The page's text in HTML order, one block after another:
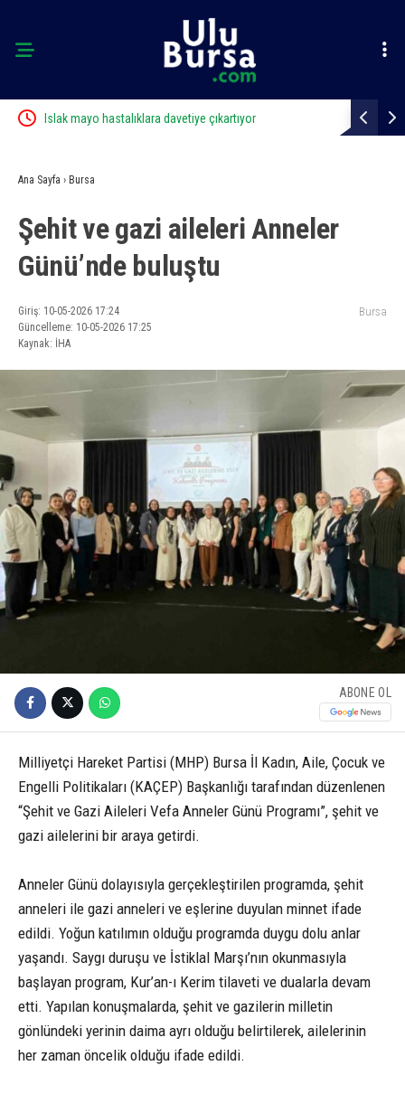
Islak mayo hastalıklara davetiye çıkartıyor Bir
Ana Sayfa › Bursa
Şehit ve gazi aileleri Anneler
Günü’nde buluştu
Giriş: 10-05-2026 17:24
Güncelleme: 10-05-2026 17:25
Kaynak: İHA
Bursa
ABONE OL
Milliyetçi Hareket Partisi (MHP) Bursa İl Kadın, Aile, Çocuk ve
Engelli Politikaları (KAÇEP) Başkanlığı tarafından düzenlenen
“Şehit ve Gazi Aileleri Vefa Anneler Günü Programı”, şehit ve
gazi ailelerini bir araya getirdi.
Anneler Günü dolayısıyla gerçekleştirilen programda, şehit
anneleri ile gazi anneleri ve eşlerine duyulan minnet ifade
edildi. Yoğun katılımın olduğu programda duygu dolu anlar
yaşandı. Saygı duruşu ve İstiklal Marşı’nın okunmasıyla
başlayan program, Kur’an-ı Kerim tilaveti ve dualarla devam
etti. Yapılan konuşmalarda, şehit ve gazilerin milletin
gönlündeki yerinin daima ayrı olduğu belirtilerek, ailelerinin
her zaman öncelik olduğu ifade edildi.